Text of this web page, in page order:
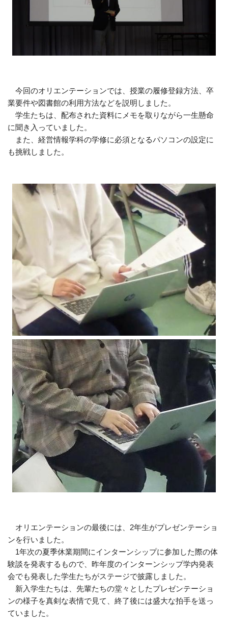
今回のオリエンテーションでは、授業の履修登録方法、卒
業要件や図書館の利用方法などを説明しました。
学生たちは、配布された資料にメモを取りながら一生懸命
に聞き入っていました。
また、経営情報学科の学修に必須となるパソコンの設定に
も挑戦しました。
オリエンテーションの最後には、2年生がプレゼンテーショ
ンを行いました。
1年次の夏季休業期間にインターンシップに参加した際の体
験談を発表するもので、昨年度のインターンシップ学内発表
会でも発表した学生たちがステージで披露しました。
新入学生たちは、先輩たちの堂々としたプレゼンテーショ
ンの様子を真剣な表情で見て、終了後には盛大な拍手を送っ
ていました。